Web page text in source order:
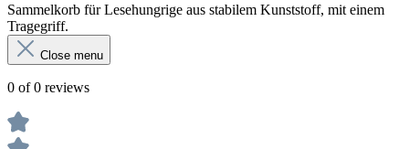
Sammelkorb für Lesehungrige aus stabilem Kunststoff, mit einem
Tragegriff.
Close menu
0 of 0 reviews